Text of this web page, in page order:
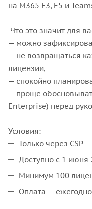
на M365 E3, E5 и
Что это значит для
— можно
— не возвращаться
лицензии,
— спокойно
— проще
Enterprise) перед
Условия:
Только через CSP
Доступно с 1 июня
Минимум 100
Оплата —